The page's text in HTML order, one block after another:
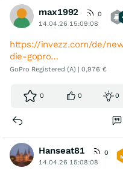
max1992
0
14.04.26 15:09:08
https://invezz.com/de/
die-gopro…
GoPro Registered (A) | 0,976 €
0 0 0
Hanseat81
0
14.04.26 15:08:08